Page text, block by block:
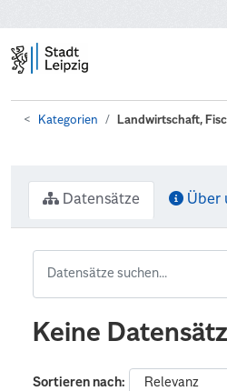
Kategorien Landwirtschaft,
Datensätze Über
Keine
Sortieren nach